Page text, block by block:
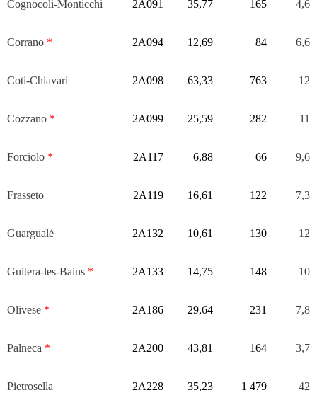
Cognocoli-Monticchi 2A091 35,77 165 4,6
Corrano * 2A094 12,69 84 6,6
Coti-Chiavari 2A098 63,33 763 12
Cozzano * 2A099 25,59 282 11
Forciolo * 2A117 6,88 66 9,6
Frasseto 2A119 16,61 122 7,3
Guargualé 2A132 10,61 130 12
Guitera-les-Bains * 2A133 14,75 148 10
Olivese * 2A186 29,64 231 7,8
Palneca * 2A200 43,81 164 3,7
Pietrosella 2A228 35,23 1 479 42